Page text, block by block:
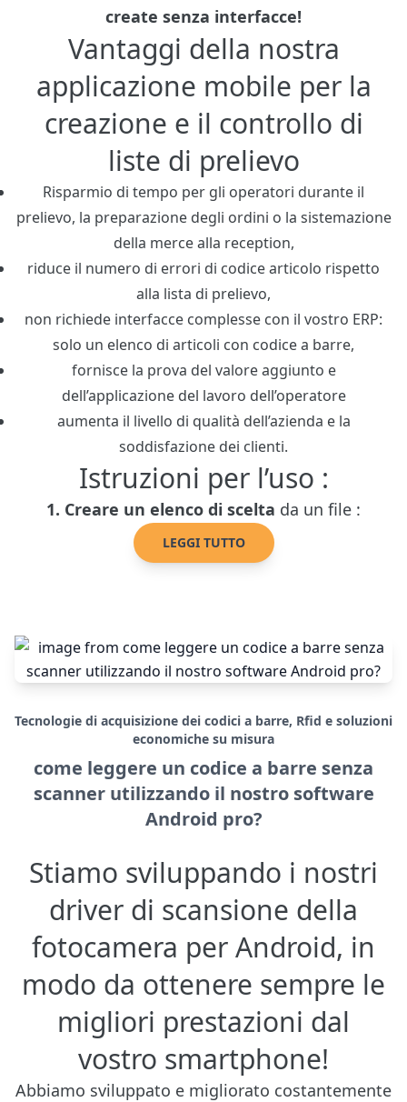
create senza interfacce!
Vantaggi della nostra
applicazione mobile per la
creazione e il controllo di
liste di prelievo
Risparmio di tempo per gli operatori durante il
prelievo, la preparazione degli ordini o la sistemazione
della merce alla reception,
riduce il numero di errori di codice articolo rispetto
alla lista di prelievo,
non richiede interfacce complesse con il vostro ERP:
solo un elenco di articoli con codice a barre,
fornisce la prova del valore aggiunto e
dell’applicazione del lavoro dell’operatore
aumenta il livello di qualità dell’azienda e la
soddisfazione dei clienti.
Istruzioni per l’uso :
1. Creare un elenco di scelta da un file :
LEGGI TUTTO
Tecnologie di acquisizione dei codici a barre, Rfid e soluzioni
economiche su misura
come leggere un codice a barre senza
scanner utilizzando il nostro software
Android pro?
Stiamo sviluppando i nostri
driver di scansione della
fotocamera per Android, in
modo da ottenere sempre le
migliori prestazioni dal
vostro smartphone!
Abbiamo sviluppato e migliorato costantemente